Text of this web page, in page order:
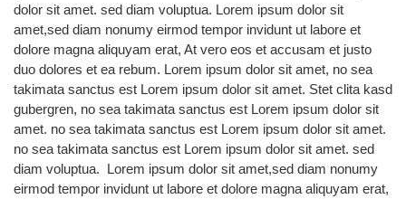
dolor sit amet. sed diam voluptua. Lorem ipsum dolor sit
amet,sed diam nonumy eirmod tempor invidunt ut labore et
dolore magna aliquyam erat, At vero eos et accusam et justo
duo dolores et ea rebum. Lorem ipsum dolor sit amet, no sea
takimata sanctus est Lorem ipsum dolor sit amet. Stet clita kasd
gubergren, no sea takimata sanctus est Lorem ipsum dolor sit
amet. no sea takimata sanctus est Lorem ipsum dolor sit amet.
no sea takimata sanctus est Lorem ipsum dolor sit amet. sed
diam voluptua. Lorem ipsum dolor sit amet,sed diam nonumy
eirmod tempor invidunt ut labore et dolore magna aliquyam erat,